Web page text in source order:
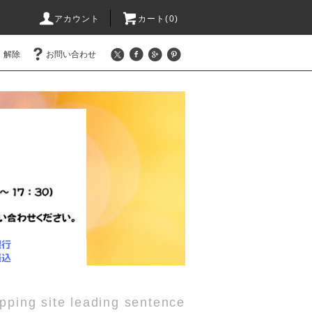
アカウント カート(0)
解除 お問い合わせ
site leading sentence